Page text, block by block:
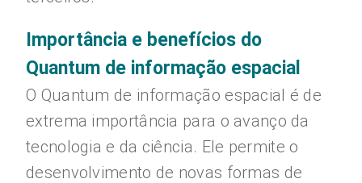
Importância e benefícios do
Quantum de informação espacial
O Quantum de informação espacial é de
extrema importância para o avanço da
tecnologia e da ciência. Ele permite o
desenvolvimento de novas formas de